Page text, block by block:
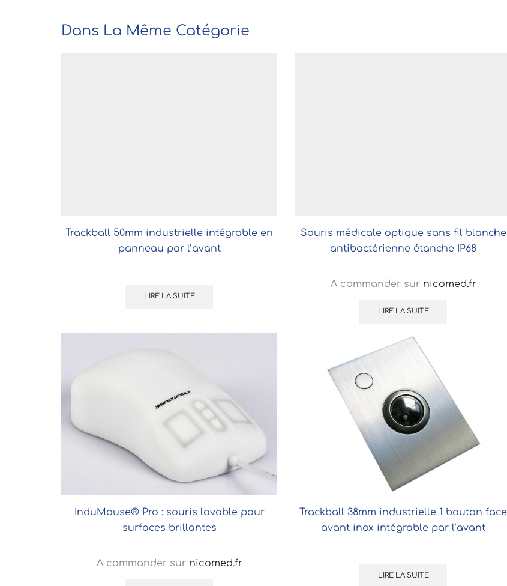
Dans La Même Catégorie
Trackball 50mm industrielle intégrable en
panneau par l’avant
LIRE LA SUITE
Souris médicale optique sans fil blanche
antibactérienne étanche IP68
A commander sur nicomed.fr
LIRE LA SUITE
InduMouse® Pro : souris lavable pour
surfaces brillantes
A commander sur nicomed.fr
Trackball 38mm industrielle 1 bouton face
avant inox intégrable par l’avant
LIRE LA SUITE